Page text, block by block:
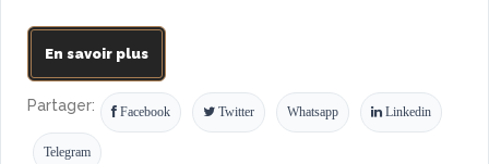
En savoir plus
Partager: Facebook Twitter Whatsapp Linkedin
Telegram